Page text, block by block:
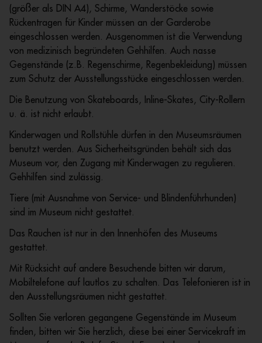
(größer als DIN A4), Schirme, Wanderstöcke sowie
Rückentragen für Kinder müssen an der Garderobe
eingeschlossen werden. Ausgenommen ist die Verwendung
von medizinisch begründeten Gehhilfen. Auch nasse
Gegenstände (z.B. Regenschirme, Regenbekleidung) müssen
zum Schutz der Ausstellungsstücke eingeschlossen werden.
Die Benutzung von Skateboards, Inline-Skates, City-Rollern
u. ä. ist nicht erlaubt.
Kinderwagen und Rollstühle dürfen in den Museumsräumen
benutzt werden. Aus Sicherheitsgründen behält sich das
Museum vor, den Zugang mit Kinderwagen zu regulieren.
Gehhilfen sind zulässig.
Tiere (mit Ausnahme von Service- und Blindenführhunden)
sind im Museum nicht gestattet.
Das Rauchen ist nur in den Innenhöfen des Museums
gestattet.
Mit Rücksicht auf andere Besuchende bitten wir darum,
Mobiltelefone auf lautlos zu schalten. Das Telefonieren ist in
den Ausstellungsräumen nicht gestattet.
Sollten Sie verloren gegangene Gegenstände im Museum
finden, bitten wir Sie herzlich, diese bei einer Servicekraft im